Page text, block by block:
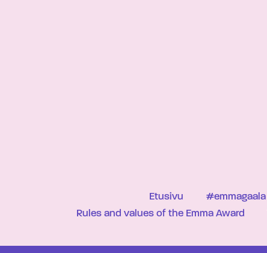
Etusivu #emmagaala
Rules and values of the Emma Award